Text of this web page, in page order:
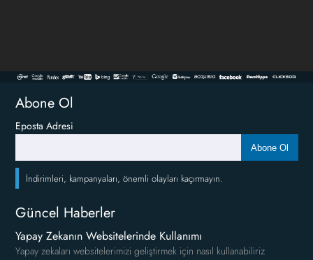
Abone Ol
Eposta Adresi
Abone Ol
İndirimleri, kampanyaları, önemli olayları kaçırmayın.
Güncel Haberler
Yapay Zekanın Websitelerinde Kullanımı
Yapay zekaları websitelerimizi geliştirmek için nasıl kullanabiliriz